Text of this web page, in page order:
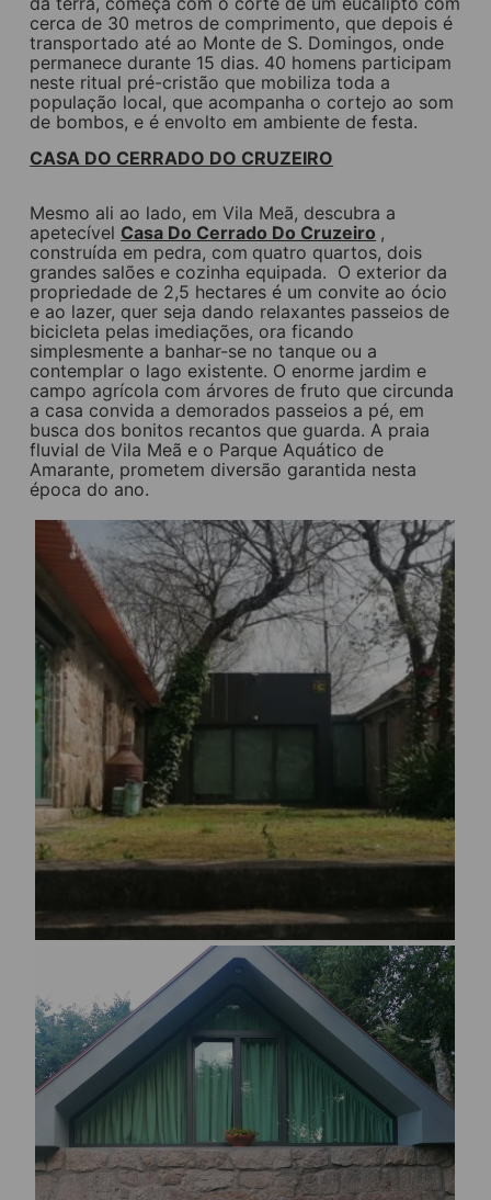
cerca de 30 metros de comprimento, que depois é
transportado até ao Monte de S. Domingos, onde
permanece durante 15 dias. 40 homens participam
neste ritual pré-cristão que mobiliza toda a
população local, que acompanha o cortejo ao som
de bombos, e é envolto em ambiente de festa.
CASA DO CERRADO DO CRUZEIRO
Mesmo ali ao lado, em Vila Meã, descubra a
apetecível Casa Do Cerrado Do Cruzeiro ,
construída em pedra, com quatro quartos, dois
grandes salões e cozinha equipada. O exterior da
propriedade de 2,5 hectares é um convite ao ócio
e ao lazer, quer seja dando relaxantes passeios de
bicicleta pelas imediações, ora ficando
simplesmente a banhar-se no tanque ou a
contemplar o lago existente. O enorme jardim e
campo agrícola com árvores de fruto que circunda
a casa convida a demorados passeios a pé, em
busca dos bonitos recantos que guarda. A praia
fluvial de Vila Meã e o Parque Aquático de
Amarante, prometem diversão garantida nesta
época do ano.